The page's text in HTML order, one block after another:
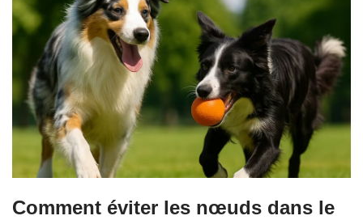
Comment éviter les nœuds dans le